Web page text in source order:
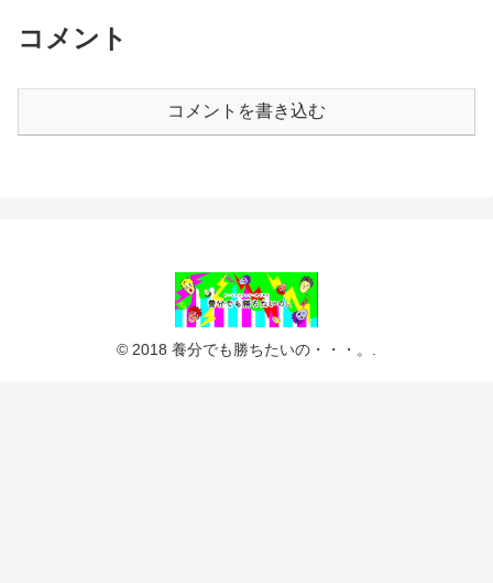
コメント
コメントを書き込む
© 2018 養分でも勝ちたいの・・・。.